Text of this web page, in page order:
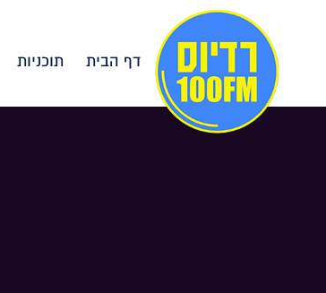
דף הבית תוכניות